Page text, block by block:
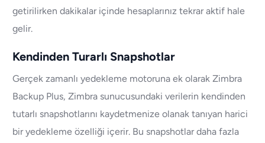
getirilirken dakikalar içinde hesaplarınız tekrar aktif hale
gelir.
Kendinden Turarlı Snapshotlar
Gerçek zamanlı yedekleme motoruna ek olarak Zimbra
Backup Plus, Zimbra sunucusundaki verilerin kendinden
tutarlı snapshotlarını kaydetmenize olanak tanıyan harici
bir yedekleme özelliği içerir. Bu snapshotlar daha fazla